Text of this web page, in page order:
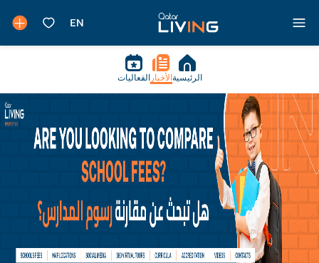
الرئيسية الأخبار الفعاليات